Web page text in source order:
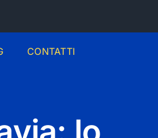
CONTATTI